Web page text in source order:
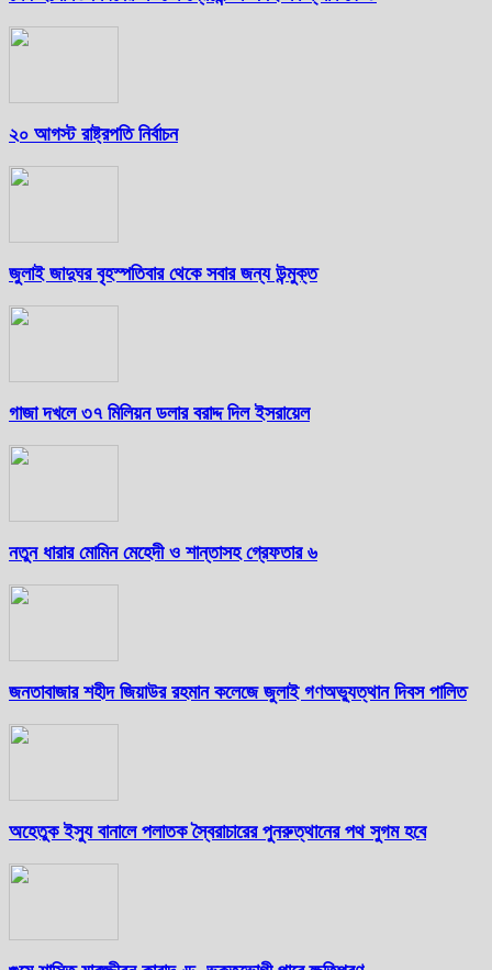
২০ আগস্ট রাষ্ট্রপতি নির্বাচন
জুলাই জাদুঘর বৃহস্পতিবার থেকে সবার জন্য উন্মুক্ত
গাজা দখলে ৩৭ মিলিয়ন ডলার বরাদ্দ দিল ইসরায়েল
নতুন ধারার মোমিন মেহেদী ও শান্তাসহ গ্রেফতার ৬
জনতাবাজার শহীদ জিয়াউর রহমান কলেজে জুলাই গণঅভ্যুত্থান দিবস পালিত
অহেতুক ইস্যু বানালে পলাতক স্বৈরাচারের পুনরুত্থানের পথ সুগম হবে